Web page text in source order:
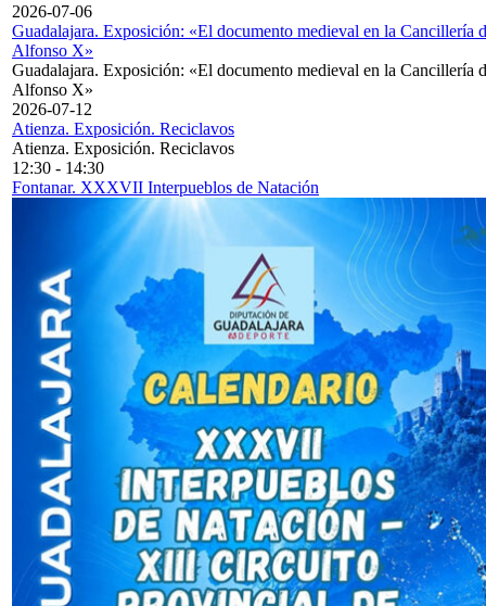
2026-07-06
Guadalajara. Exposición: «El documento medieval en la Cancillería
Alfonso X»
Guadalajara. Exposición: «El documento medieval en la Cancillería
Alfonso X»
2026-07-12
Atienza. Exposición. Reciclavos
Atienza. Exposición. Reciclavos
12:30 - 14:30
Fontanar. XXXVII Interpueblos de Natación